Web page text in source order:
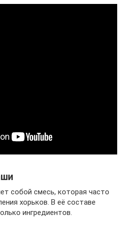
собой смесь, которая часто
хорьков. В её составе
ингредиентов.